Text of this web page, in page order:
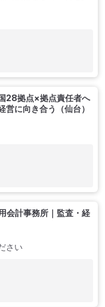
28拠点×拠点責任者へ
に向き合う（仙台）
会計事務所｜監査・経
さい